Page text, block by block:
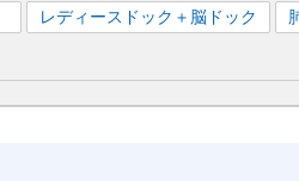
レディースドック＋脳ドック